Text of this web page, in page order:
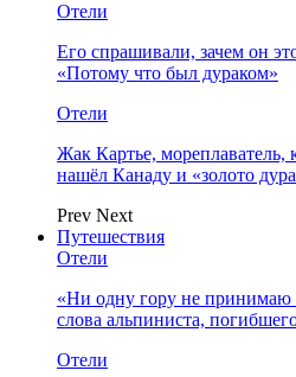
Отели
Его спрашивали, зачем он
«Потому что был дураком»
Отели
Жак Картье, мореплаватель,
нашёл Канаду и «золото
Prev Next
Путешествия
Отели
«Ни одну гору не
слова альпиниста,
Отели